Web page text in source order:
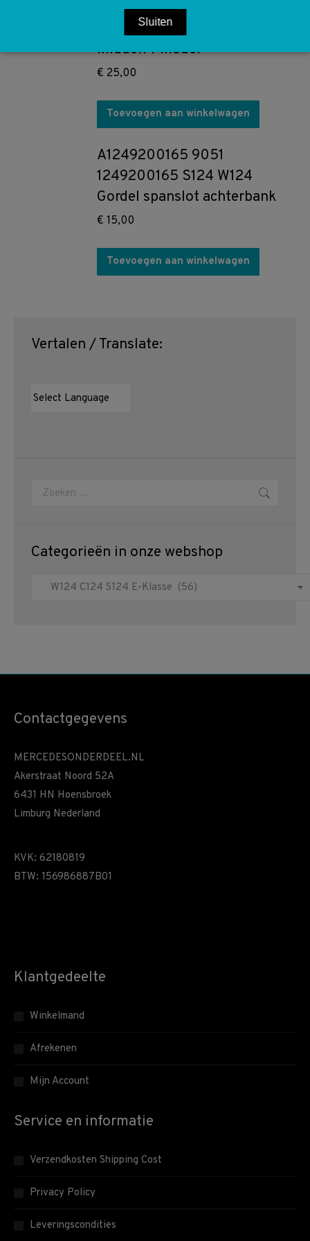
A1248200601 1248200601
S124 Combi Binnenverlichting
midden T model
€ 25,00
Toevoegen aan winkelwagen
A1249200165 9051
1249200165 S124 W124
Gordel spanslot achterbank
€ 15,00
Toevoegen aan winkelwagen
Vertalen / Translate:
Zoeken:
Categorieën in onze webshop
Contactgegevens
MERCEDESONDERDEEL.NL
Akerstraat Noord 52A
6431 HN Hoensbroek
Limburg Nederland
KVK: 62180819
BTW: 156986887B01
Klantgedeelte
Winkelmand
Afrekenen
Mijn Account
Service en informatie
Verzendkosten Shipping Cost
Privacy Policy
Leveringscondities
Sluiten